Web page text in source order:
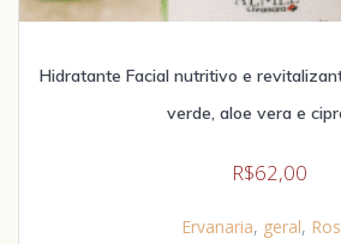
Hidratante Facial nutritivo e
verde, aloe vera e
R$62,00
Ervanaria, geral,